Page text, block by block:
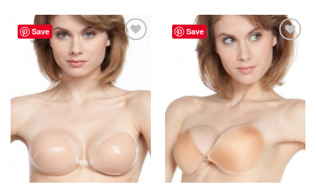
Save
Aan
verlanglijst
toevoegen
Save
Aan
verlanglijst
toevoegen